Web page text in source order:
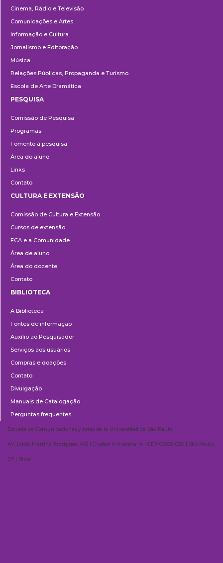
Cinema, Rádio e Televisão
Comunicações e Artes
Informação e Cultura
Jornalismo e Editoração
Música
Relações Públicas, Propaganda e Turismo
Escola de Arte Dramática
PESQUISA
Comissão de Pesquisa
Programas
Fomento à pesquisa
Área do aluno
Links
Contato
e
Extensão
CULTURA E EXTENSÃO
Comissão de Cultura e Extensão
Cursos de extensão
ECA e a Comunidade
Área de aluno
Área do docente
Contato
BIBLIOTECA
A Biblioteca
Fontes de informação
Auxílio ao Pesquisador
Serviços aos usuários
Compras e doações
Contato
Divulgação
Manuais de Catalogação
Perguntas frequentes
Escuela de Comunicaciones y Artes de la Universidad de São Paulo
AV. Lúcio Martins Rodrigues, 443 | Ciudad Universitaria | CEP 05508-020 | São Paulo,
SP | Brasil